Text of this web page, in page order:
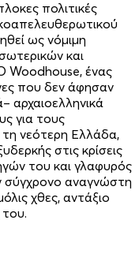
πολιτικές
ως νόμιμη
και
Woodhouse, ένας
που δεν άφησαν
αρχαιοελληνικά
για τους
τη νεότερη Ελλάδα,
στις κρίσεις
του και γλαφυρός
σύγχρονο αναγνώστη
χθες, αντάξιο